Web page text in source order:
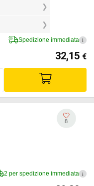
Spedizione immediata i
32,15 €
8
2 per spedizione immediata i